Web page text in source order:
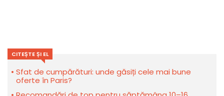
CITEȘTE ȘI EL
Sfat de cumpărături: unde găsiți cele mai bune
oferte în Paris?